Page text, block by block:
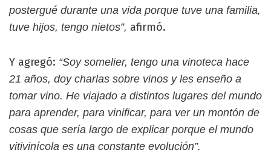
postergué durante una vida porque tuve una familia,
tuve hijos, tengo nietos”, afirmó.
Y agregó: “Soy somelier, tengo una vinoteca hace
21 años, doy charlas sobre vinos y les enseño a
tomar vino. He viajado a distintos lugares del mundo
para aprender, para vinificar, para ver un montón de
cosas que sería largo de explicar porque el mundo
vitivinícola es una constante evolución”.